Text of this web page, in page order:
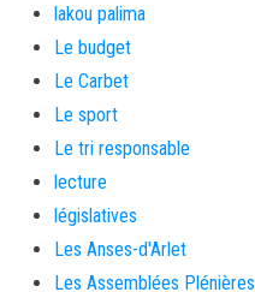
lakou palima
Le budget
Le Carbet
Le sport
Le tri responsable
lecture
législatives
Les Anses-d'Arlet
Les Assemblées Plénières